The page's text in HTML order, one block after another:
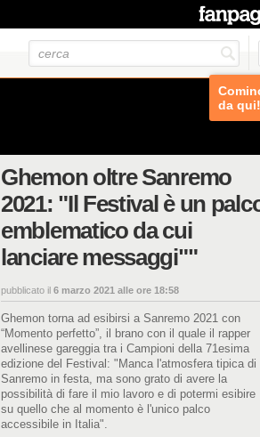
da qui!
Ghemon oltre Sanremo
2021: "Il Festival è un
emblematico da cui
lanciare messaggi""
pubblicato il 6 marzo 2021 alle ore 18:58
Ghemon torna ad esibirsi a Sanremo 2021 con
“Momento perfetto”, il brano con il quale il rapper
avellinese gareggia tra i Campioni della 71esima
edizione del Festival: "Manca l'atmosfera tipica di
Sanremo in festa, ma sono grato di avere la
possibilità di fare il mio lavoro e di potermi esibire
su quello che al momento è l'unico palco
accessibile in Italia".